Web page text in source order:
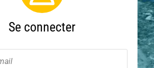
Se connecter